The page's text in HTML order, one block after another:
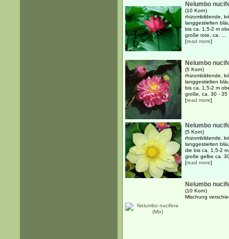
Nelumbo
(10 Korn)
rhizombildende,
langgestielten
bis ca. 1,5-2 m
große rote, ca. ...
[read more]
Nelumbo
(5 Korn)
rhizombildende,
langgestielten
bis ca. 1,5-2 m
große, ca. 30 - 35
[read more]
Nelumbo
(5 Korn)
rhizombildende,
langgestielten
die bis ca. 1,5-2
große gelbe ca.
[read more]
Nelumbo
(10 Korn)
Mischung